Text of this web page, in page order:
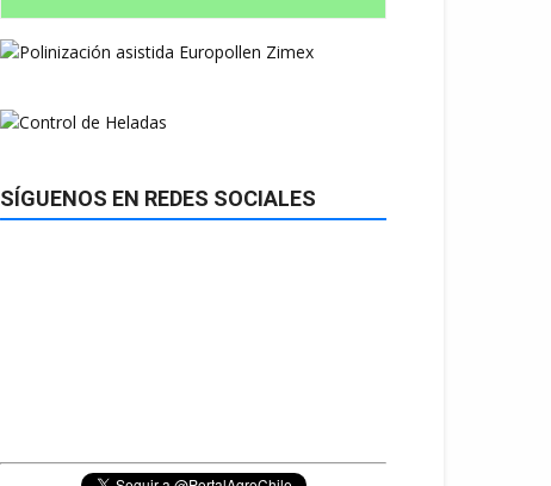
SÍGUENOS EN REDES SOCIALES